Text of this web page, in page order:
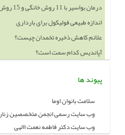
درمان بواسیر با 11 روش خانگی و 15 روش طب سنتی
اندازه طبیعی فولیکول برای بارداری
علائم کاهش ذخیره تخمدان چیست؟
آپاندیس کدام سمت است؟
پیوند ها
سلامت بانوان اوما
وب سایت رسمی انجمن متخصصین زنان
وب سایت دکتر فاطمه نعمت االهی